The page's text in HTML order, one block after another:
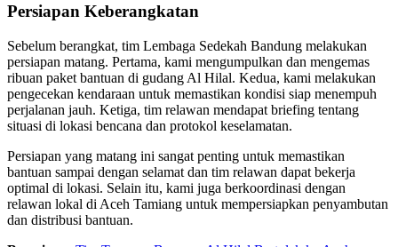
Persiapan Keberangkatan
Sebelum berangkat, tim Lembaga Sedekah Bandung melakukan
persiapan matang. Pertama, kami mengumpulkan dan mengemas
ribuan paket bantuan di gudang Al Hilal. Kedua, kami melakukan
pengecekan kendaraan untuk memastikan kondisi siap menempuh
perjalanan jauh. Ketiga, tim relawan mendapat briefing tentang
situasi di lokasi bencana dan protokol keselamatan.
Persiapan yang matang ini sangat penting untuk memastikan
bantuan sampai dengan selamat dan tim relawan dapat bekerja
optimal di lokasi. Selain itu, kami juga berkoordinasi dengan
relawan lokal di Aceh Tamiang untuk mempersiapkan penyambutan
dan distribusi bantuan.